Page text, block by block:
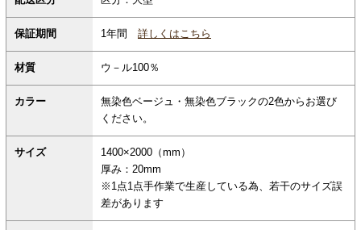
保証期間 1年間 詳しくはこちら
材質 ウ－ル100％
カラー
無染色ベージュ・無染色ブラックの2色からお選び
ください。
サイズ
1400×2000（mm）
厚み：20mm
※1点1点手作業で生産している為、若干のサイズ誤
差があります